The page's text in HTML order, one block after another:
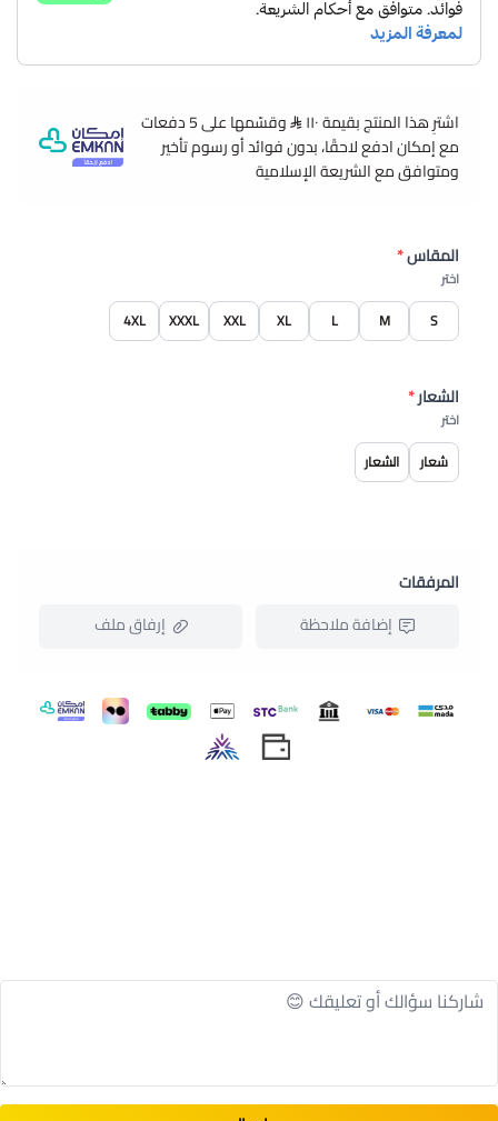
اشترِ هذا المنتج بقيمة ١١٠
وقسّمها على 5 دفعات
مع إمكان ادفع لاحقًا، بدون فوائد أو رسوم تأخير
ومتوافق مع الشريعة الإسلامية
المقاس*
اختر
S
M
L
XL
XXL
XXXL
4XL
الشعار*
اختر
شعار الشعار
المرفقات
إضافة ملاحظة
إرفاق ملف
اسحب و افلت الملف هنا
استعراض